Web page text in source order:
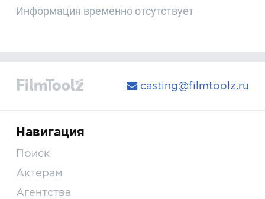
Информация временно отсутствует
casting@filmtoolz.ru
Навигация
Поиск
Актерам
Агентства